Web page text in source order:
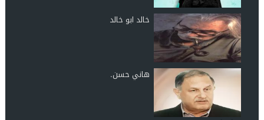
خالد ابو خالد
هاني حسن.